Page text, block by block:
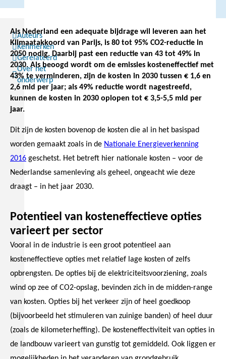
Auteurs
Kenmerken
Gerelateerd
Over het
onderwerp
Als Nederland een adequate bijdrage wil leveren aan het
Klimaatakkoord van Parijs, is 80 tot 95% CO2-reductie in
2050 nodig. Daarbij past een reductie van 43 tot 49% in
2030. Als beoogd wordt om de emissies kosteneffectief met
43% te verminderen, zijn de kosten in 2030 tussen € 1,6 en
2,6 mld per jaar; als 49% reductie wordt nagestreefd,
kunnen de kosten in 2030 oplopen tot € 3,5-5,5 mld per
jaar.
Dit zijn de kosten bovenop de kosten die al in het basispad
worden gemaakt zoals in de Nationale Energieverkenning
2016 geschetst. Het betreft hier nationale kosten – voor de
Nederlandse samenleving als geheel, ongeacht wie deze
draagt – in het jaar 2030.
Potentieel van kosteneffectieve opties
varieert per sector
Vooral in de industrie is een groot potentieel aan
kosteneffectieve opties met relatief lage kosten of zelfs
opbrengsten. De opties bij de elektriciteitsvoorziening, zoals
wind op zee of CO2-opslag, bevinden zich in de midden-range
van kosten. Opties bij het verkeer zijn of heel goedkoop
(bijvoorbeeld het stimuleren van zuinige banden) of heel duur
(zoals de kilometerheffing). De kosteneffectiviteit van opties in
de landbouw varieert van gunstig tot gemiddeld. Ook liggen er